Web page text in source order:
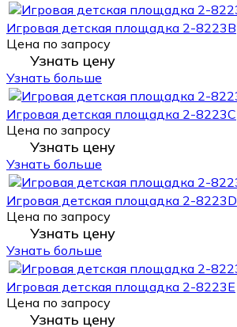
Игровая детская площадка 2-8223B
Цена по запросу
Узнать цену
Узнать больше
Игровая детская площадка 2-8223С
Цена по запросу
Узнать цену
Узнать больше
Игровая детская площадка 2-8223D
Цена по запросу
Узнать цену
Узнать больше
Игровая детская площадка 2-8223E
Цена по запросу
Узнать цену